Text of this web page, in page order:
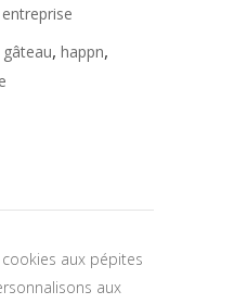
gâteau, happn,
aux pépites
aux